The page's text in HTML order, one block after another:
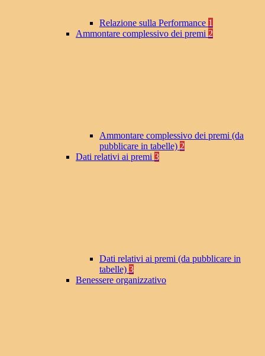
Relazione sulla Performance 1
Ammontare complessivo dei premi 2
Ammontare complessivo dei premi (da
pubblicare in tabelle) 2
Dati relativi ai premi 3
Dati relativi ai premi (da pubblicare in
tabelle) 3
Benessere organizzativo